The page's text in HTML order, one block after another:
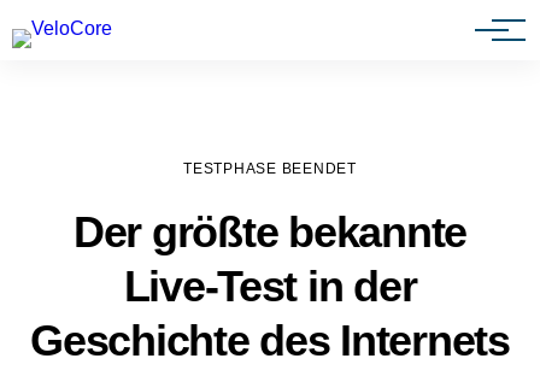
Agenturen & Webdesigner
TESTPHASE BEENDET
Der größte bekannte
Live-Test in der
Geschichte des Internets